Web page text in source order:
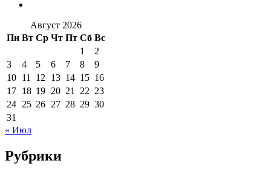
Август 2026
Пн Вт Ср Чт Пт Сб Вс
1
2
3
4 5 6 7 8
9
10 11 12 13 14 15 16
17 18 19 20 21 22 23
24 25 26 27 28 29 30
31
« Июл
Рубрики